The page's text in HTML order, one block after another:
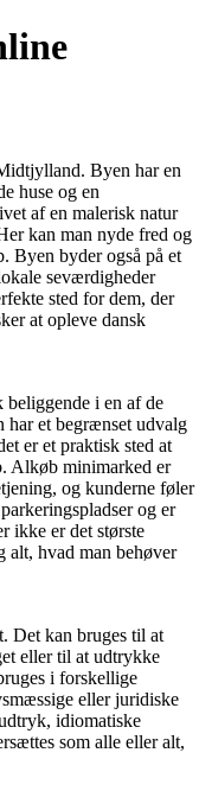
Byen har en
huse og en
af en malerisk natur
kan man nyde fred og
Byen byder også på et
seværdigheder
sted for dem, der
at opleve dansk
i en af de
et begrænset udvalg
er et praktisk sted at
Alkøb minimarked er
og kunderne føler
og er
ikke er det største
alt, hvad man behøver
Det kan bruges til at
eller til at udtrykke
i forskellige
eller juridiske
idiomatiske
som alle eller alt,